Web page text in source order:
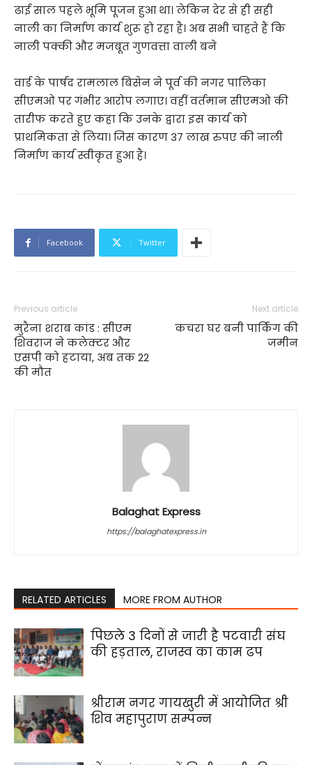
ढाई साल पहले भूमि पूजन हुआ था। लेकिन देर से ही सही
नाली का निर्माण कार्य शुरू हो रहा है। अब सभी चाहते हैं कि
नाली पक्की और मजबूत गुणवत्ता वाली बने
वार्ड के पार्षद रामलाल बिसेन ने पूर्व की नगर पालिका
सीएमओ पर गंभीर आरोप लगाए। वहीं वर्तमान सीएमओ की
तारीफ करते हुए कहा कि उनके द्वारा इस कार्य को
प्राथमिकता से लिया। जिस कारण 37 लाख रुपए की नाली
निर्माण कार्य स्वीकृत हुआ है।
Facebook Twitter
Previous article
मुरैना शराब कांड : सीएम
शिवराज ने कलेक्टर और
एसपी को हटाया, अब तक 22
की मौत
Next article
कचरा घर बनी पार्किंग की
जमीन
Balaghat Express
https://balaghatexpress.in
RELATED ARTICLES MORE FROM AUTHOR
पिछले 3 दिनों से जारी है पटवारी संघ
की हड़ताल, राजस्व का काम ढप
श्रीराम नगर गायखुरी में आयोजित श्री
शिव महापुराण सम्पन्न